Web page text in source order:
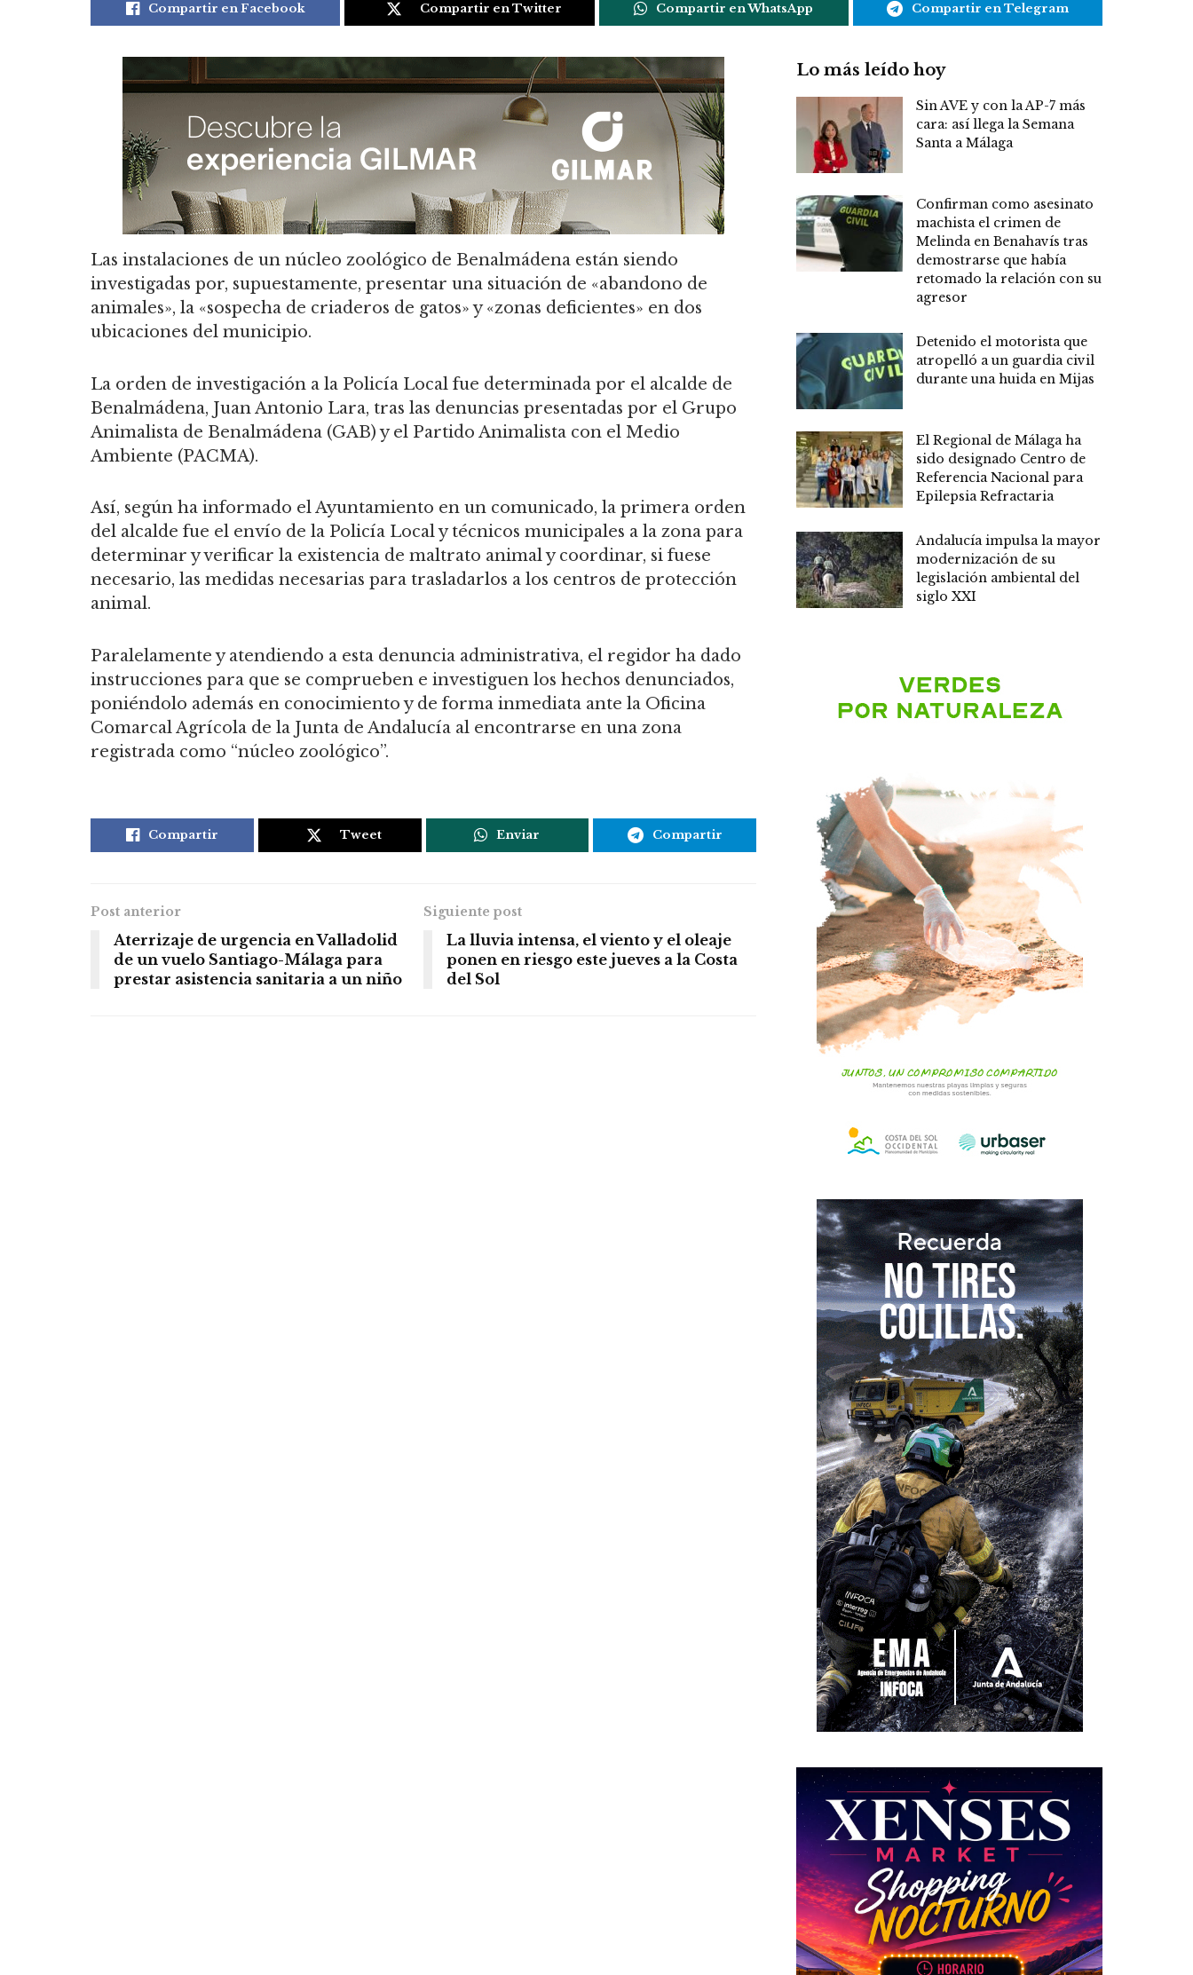
Compartir en Facebook Compartir en Twitter Compartir en WhatsApp Compartir en Telegram
Las instalaciones de un núcleo zoológico de Benalmádena están siendo
investigadas por, supuestamente, presentar una situación de «abandono de
animales», la «sospecha de criaderos de gatos» y «zonas deficientes» en dos
ubicaciones del municipio.
La orden de investigación a la Policía Local fue determinada por el alcalde de
Benalmádena, Juan Antonio Lara, tras las denuncias presentadas por el Grupo
Animalista de Benalmádena (GAB) y el Partido Animalista con el Medio
Ambiente (PACMA).
Así, según ha informado el Ayuntamiento en un comunicado, la primera orden
del alcalde fue el envío de la Policía Local y técnicos municipales a la zona para
determinar y verificar la existencia de maltrato animal y coordinar, si fuese
necesario, las medidas necesarias para trasladarlos a los centros de protección
animal.
Paralelamente y atendiendo a esta denuncia administrativa, el regidor ha dado
instrucciones para que se comprueben e investiguen los hechos denunciados,
poniéndolo además en conocimiento y de forma inmediata ante la Oficina
Comarcal Agrícola de la Junta de Andalucía al encontrarse en una zona
registrada como “núcleo zoológico”.
Compartir Tweet Enviar Compartir
Post anterior
Aterrizaje de urgencia en Valladolid
de un vuelo Santiago-Málaga para
prestar asistencia sanitaria a un niño
Siguiente post
La lluvia intensa, el viento y el oleaje
ponen en riesgo este jueves a la Costa
del Sol
Lo más leído hoy
Sin AVE y con la AP-7 más
cara: así llega la Semana
Santa a Málaga
Confirman como asesinato
machista el crimen de
Melinda en Benahavís tras
demostrarse que había
retomado la relación con su
agresor
Detenido el motorista que
atropelló a un guardia civil
durante una huida en Mijas
El Regional de Málaga ha
sido designado Centro de
Referencia Nacional para
Epilepsia Refractaria
Andalucía impulsa la mayor
modernización de su
legislación ambiental del
siglo XXI